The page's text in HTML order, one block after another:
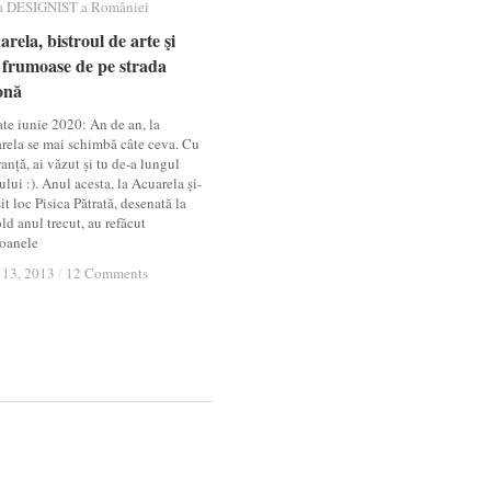
DESIGNIST a României
bistroul de arte şi
de pe strada
iunie 2020: An de an, la
se mai schimbă câte ceva. Cu
ai văzut și tu de-a lungul
:). Anul acesta, la Acuarela și-
loc Pisica Pătrată, desenată la
anul trecut, au refăcut
2013 / 12 Comments
DESIGNIST a României
bistroul de arte şi
de pe strada
2013 / 12 Comments